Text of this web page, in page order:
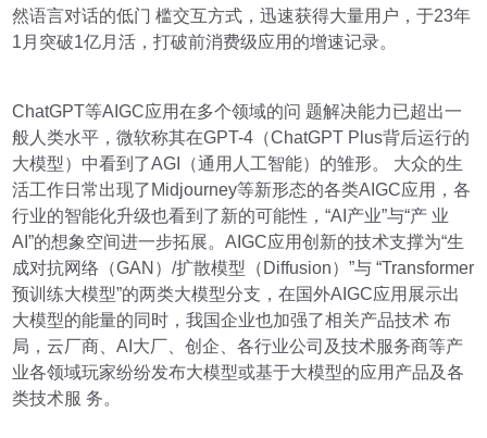
然语言对话的低门 槛交互方式，迅速获得大量用户，于23年
1月突破1亿月活，打破前消费级应用的增速记录。
ChatGPT等AIGC应用在多个领域的问 题解决能力已超出一
般人类水平，微软称其在GPT-4（ChatGPT Plus背后运行的
大模型）中看到了AGI（通用人工智能）的雏形。 大众的生
活工作日常出现了Midjourney等新形态的各类AIGC应用，各
行业的智能化升级也看到了新的可能性，“AI产业”与“产 业
AI”的想象空间进一步拓展。AIGC应用创新的技术支撑为“生
成对抗网络（GAN）/扩散模型（Diffusion）”与 “Transformer
预训练大模型”的两类大模型分支，在国外AIGC应用展示出
大模型的能量的同时，我国企业也加强了相关产品技术 布
局，云厂商、AI大厂、创企、各行业公司及技术服务商等产
业各领域玩家纷纷发布大模型或基于大模型的应用产品及各
类技术服 务。